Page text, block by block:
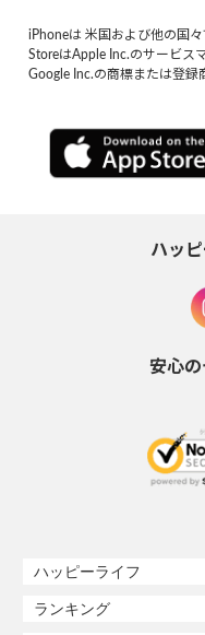
iPhoneは 米国および他の国
StoreはApple Inc.のサービス
Google Inc.の商標または登録
ハッ
安心の
ハッピーライフ
ランキング